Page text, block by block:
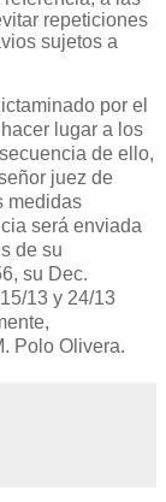
repeticiones
sujetos a
por el
hacer lugar a los
de ello,
juez de
medidas
será enviada
de su
su Dec.
13 y 24/13
Polo Olivera.